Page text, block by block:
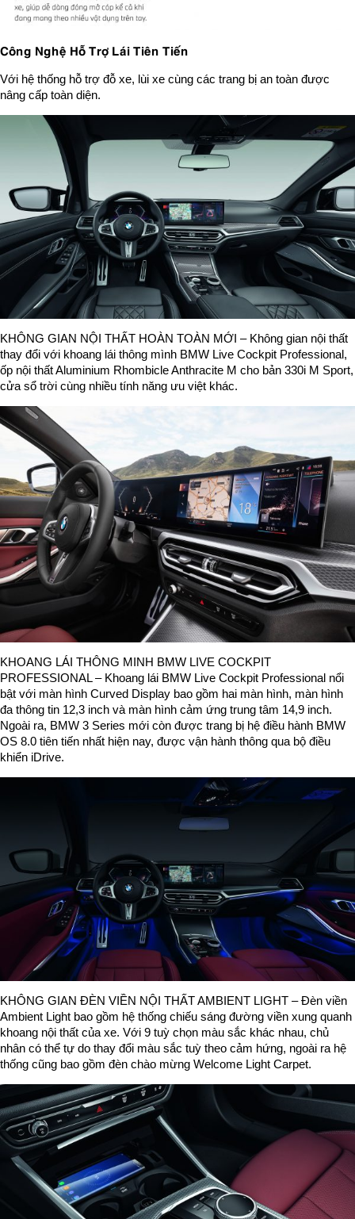
Công Nghệ Hỗ Trợ Lái Tiên Tiến
Với hệ thống hỗ trợ đỗ xe, lùi xe cùng các trang bị an toàn được
nâng cấp toàn diện.
KHÔNG GIAN NỘI THẤT HOÀN TOÀN MỚI – Không gian nội thất
thay đổi với khoang lái thông mình BMW Live Cockpit Professional,
ốp nội thất Aluminium Rhombicle Anthracite M cho bản 330i M Sport,
cửa sổ trời cùng nhiều tính năng ưu việt khác.
KHOANG LÁI THÔNG MINH BMW LIVE COCKPIT
PROFESSIONAL – Khoang lái BMW Live Cockpit Professional nổi
bật với màn hình Curved Display bao gồm hai màn hình, màn hình
đa thông tin 12,3 inch và màn hình cảm ứng trung tâm 14,9 inch.
Ngoài ra, BMW 3 Series mới còn được trang bị hệ điều hành BMW
OS 8.0 tiên tiến nhất hiện nay, được vận hành thông qua bộ điều
khiển iDrive.
KHÔNG GIAN ĐÈN VIỀN NỘI THẤT AMBIENT LIGHT – Đèn viền
Ambient Light bao gồm hệ thống chiếu sáng đường viền xung quanh
khoang nội thất của xe. Với 9 tuỳ chọn màu sắc khác nhau, chủ
nhân có thể tự do thay đổi màu sắc tuỳ theo cảm hứng, ngoài ra hệ
thống cũng bao gồm đèn chào mừng Welcome Light Carpet.